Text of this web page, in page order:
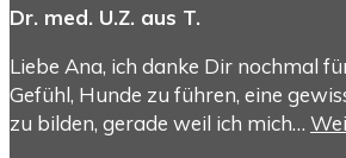
Dr. med. U.Z. aus T.
Liebe Ana, ich danke Dir nochmal
Gefühl, Hunde zu führen, eine
zu bilden, gerade weil ich mich…